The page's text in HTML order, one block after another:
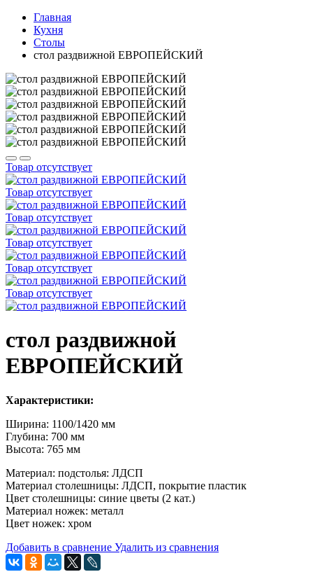
Главная
Кухня
Столы
стол раздвижной ЕВРОПЕЙСКИЙ
Товар отсутствует
Товар отсутствует
Товар отсутствует
Товар отсутствует
Товар отсутствует
Товар отсутствует
стол раздвижной
ЕВРОПЕЙСКИЙ
Характеристики:
Ширина: 1100/1420 мм
Глубина: 700 мм
Высота: 765 мм
Материал: подстолья: ЛДСП
Материал столешницы: ЛДСП, покрытие пластик
Цвет столешницы: синие цветы (2 кат.)
Материал ножек: металл
Цвет ножек: хром
Добавить в сравнение Удалить из сравнения